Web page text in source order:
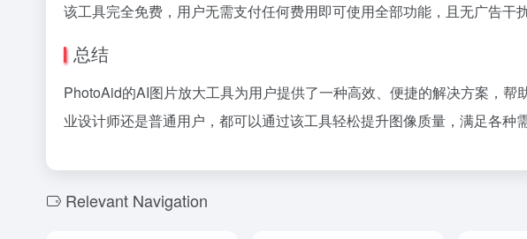
该工具完全免费，用户无需支付任何费用即可使用全部功能，且无广告干
总结
PhotoAid的AI图片放大工具为用户提供了一种高效、便捷的解决方案，
业设计师还是普通用户，都可以通过该工具轻松提升图像质量，满足各种需
Relevant Navigation